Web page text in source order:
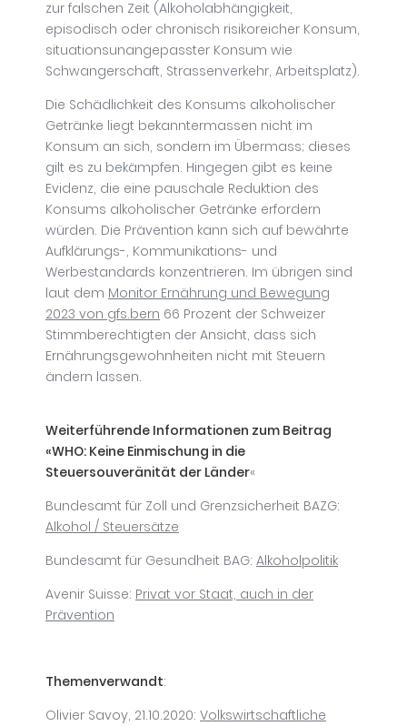
zur falschen Zeit (Alkoholabhängigkeit,
episodisch oder chronisch risikoreicher Konsum,
situationsunangepasster Konsum wie
Schwangerschaft, Strassenverkehr, Arbeitsplatz).
Die Schädlichkeit des Konsums alkoholischer
Getränke liegt bekanntermassen nicht im
Konsum an sich, sondern im Übermass; dieses
gilt es zu bekämpfen. Hingegen gibt es keine
Evidenz, die eine pauschale Reduktion des
Konsums alkoholischer Getränke erfordern
würden. Die Prävention kann sich auf bewährte
Aufklärungs-, Kommunikations- und
Werbestandards konzentrieren. Im übrigen sind
laut dem Monitor Ernährung und Bewegung
2023 von gfs.bern 66 Prozent der Schweizer
Stimmberechtigten der Ansicht, dass sich
Ernährungsgewohnheiten nicht mit Steuern
ändern lassen.
Weiterführende Informationen zum Beitrag
«WHO: Keine Einmischung in die
Steuersouveränität der Länder«
Bundesamt für Zoll und Grenzsicherheit BAZG:
Alkohol / Steuersätze
Bundesamt für Gesundheit BAG: Alkoholpolitik
Avenir Suisse: Privat vor Staat, auch in der
Prävention
Themenverwandt:
Olivier Savoy, 21.10.2020: Volkswirtschaftliche